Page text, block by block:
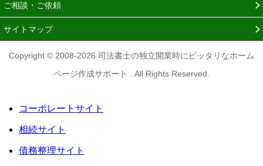
ご相談・ご依頼
サイトマップ
Copyright © 2008-2026 司法書士の独立開業時にピッタリなホーム
ページ作成サポート . All Rights Reserved.
コーポレートサイト
相続サイト
債務整理サイト